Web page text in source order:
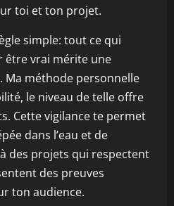
toi et ton projet.
simple: tout ce qui
être vrai mérite une
méthode personnelle
le niveau de telle offre
Cette vigilance te permet
dans l’eau et de
des projets qui respectent
des preuves
ton audience.